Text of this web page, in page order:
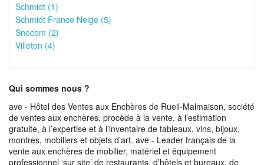
Schmidt (1)
Schmidt France Neige (5)
Snocom (2)
Villeton (4)
Qui sommes nous ?
ave - Hôtel des Ventes aux Enchères de Rueil-Malmaison, société
de ventes aux enchères, procède à la vente, à l’estimation
gratuite, à l’expertise et à l’inventaire de tableaux, vins, bijoux,
montres, mobiliers et objets d’art. ave - Leader français de la
vente aux enchères de mobilier, matériel et équipement
professionnel ‘sur site’ de restaurants, d’hôtels et bureaux, de